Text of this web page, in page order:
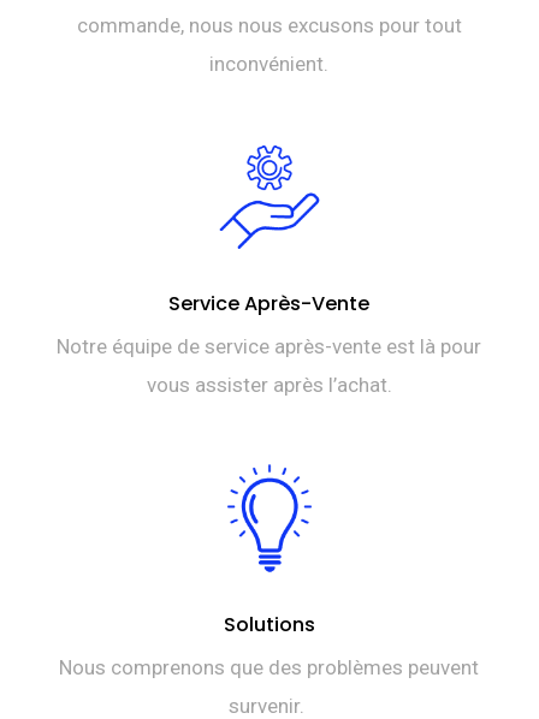
commande, nous nous excusons pour tout
inconvénient.
Service Après-Vente
Notre équipe de service après-vente est là pour
vous assister après l’achat.
Solutions
Nous comprenons que des problèmes peuvent
survenir.